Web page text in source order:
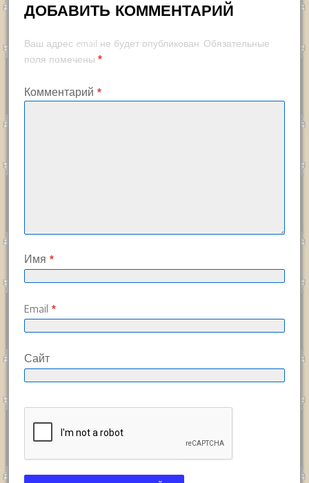
ДОБАВИТЬ КОММЕНТАРИЙ
Ваш адрес email не будет опубликован. Обязательные
поля помечены *
Комментарий *
Имя *
Email *
Сайт